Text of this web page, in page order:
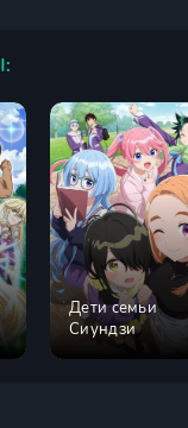
Дети семьи
Сиундзи